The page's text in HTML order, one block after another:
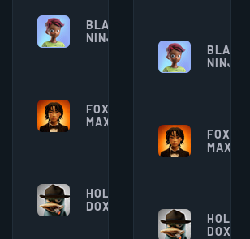
BLACK
NINJA
FOXTIE
MAX
HOLAM
DOXE
BLACK
NINJA
FOXTIE
MAX
HOLAM
DOXE